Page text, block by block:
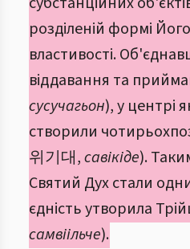
розділеній формі
властивості.
віддавання та
сусучагьон), у центрі
створили
위기대,савікіде).
Святий Дух стали
єдність утворила
самвіільче).